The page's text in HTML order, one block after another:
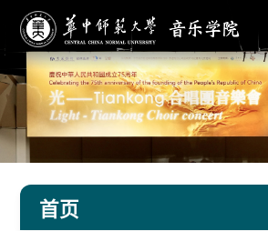
首页